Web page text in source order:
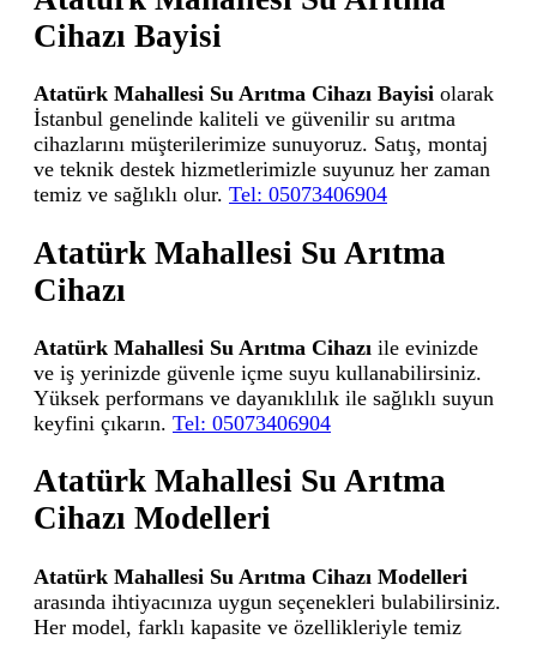
Cihazı Bayisi
Atatürk Mahallesi Su Arıtma Cihazı Bayisi olarak
İstanbul genelinde kaliteli ve güvenilir su arıtma
cihazlarını müşterilerimize sunuyoruz. Satış, montaj
ve teknik destek hizmetlerimizle suyunuz her zaman
temiz ve sağlıklı olur. Tel: 05073406904
Atatürk Mahallesi Su Arıtma
Cihazı
Atatürk Mahallesi Su Arıtma Cihazı ile evinizde
ve iş yerinizde güvenle içme suyu kullanabilirsiniz.
Yüksek performans ve dayanıklılık ile sağlıklı suyun
keyfini çıkarın. Tel: 05073406904
Atatürk Mahallesi Su Arıtma
Cihazı Modelleri
Atatürk Mahallesi Su Arıtma Cihazı Modelleri
arasında ihtiyacınıza uygun seçenekleri bulabilirsiniz.
Her model, farklı kapasite ve özellikleriyle temiz